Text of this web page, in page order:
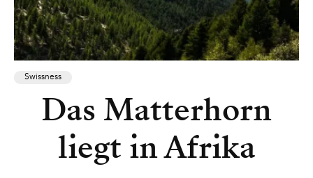
Swissness
Das Matterhorn
liegt in Afrika